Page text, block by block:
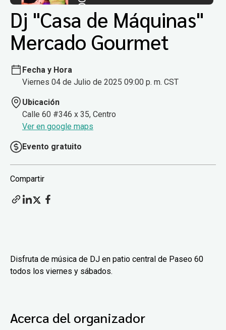
Dj "Casa de Máquinas"
Mercado Gourmet
Fecha y Hora
Viernes 04 de Julio de 2025 09:00 p. m. CST
Ubicación
Calle 60 #346 x 35, Centro
Ver en google maps
Evento gratuito
Compartir
Disfruta de música de DJ en patio central de Paseo 60
todos los viernes y sábados.
Acerca del organizador